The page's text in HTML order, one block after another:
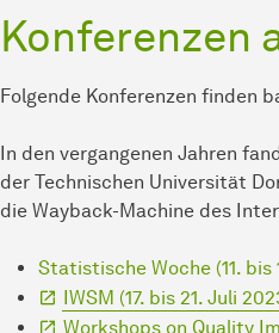
Konferenzen
Folgende Konferenzen finden
In den vergangenen Jahren
der Technischen Universität
die Wayback-Machine des
Statistische Woche (11.
IWSM (17. bis 21. Juli
Workshops on Quality